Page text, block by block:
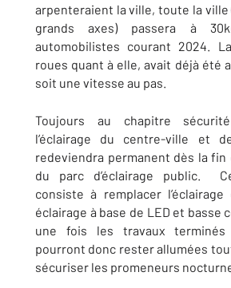
arpenteraient la ville, toute la
grands axes) passera à
automobilistes courant 2024.
roues quant à elle, avait déjà été
soit une vitesse au pas.
Toujours au chapitre
l’éclairage du centre-ville et
redeviendra permanent dès la fin
du parc d’éclairage public.
consiste à remplacer
éclairage à base de LED et basse
une fois les travaux terminés
pourront donc rester allumées
sécuriser les promeneurs